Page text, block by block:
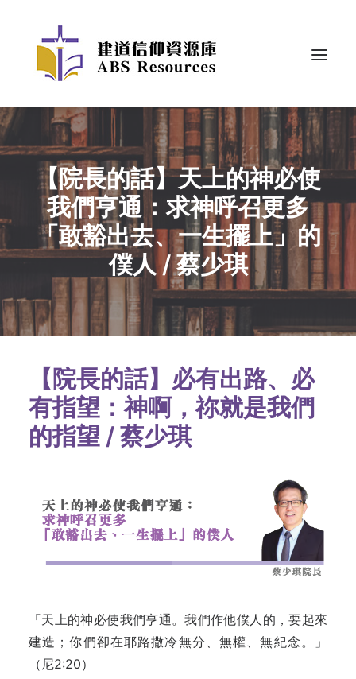
【院長的話】天上的神必使
我們亨通：求神呼召更多
「敢豁出去、一生擺上」的
僕人 / 蔡少琪
【院長的話】必有出路、必
有指望：神啊，祢就是我們
的指望 / 蔡少琪
「天上的神必使我們亨通。我們作他僕人的，要起來
建造；你們卻在耶路撒冷無分、無權、無紀念。」
（尼2:20）